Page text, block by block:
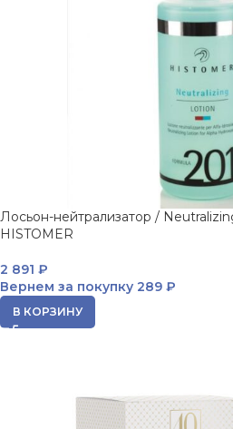
Лосьон-нейтрализатор /
HISTOMER
2 891 ₽
Вернем за покупку 289 ₽
В КОРЗИНУ